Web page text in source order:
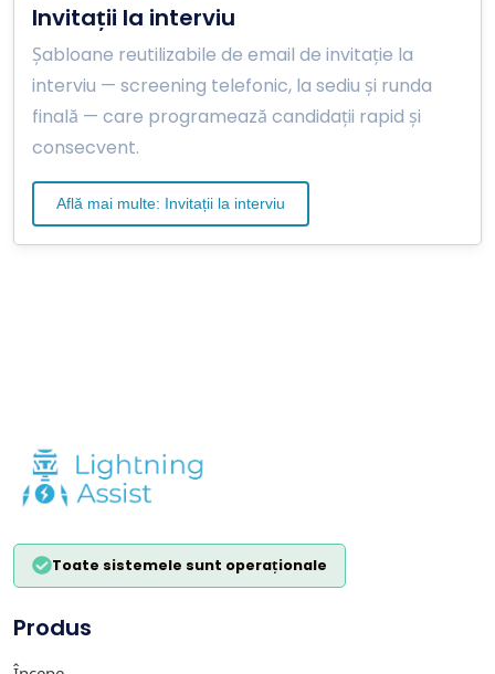
Invitații la interviu
Șabloane reutilizabile de email de invitație la
interviu — screening telefonic, la sediu și runda
finală — care programează candidații rapid și
consecvent.
Află mai multe: Invitații la interviu
Toate sistemele sunt operaționale
Produs